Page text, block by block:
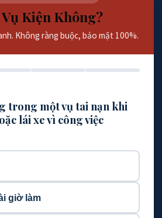
Kiện Không?
Không ràng buộc, bảo mật 100%.
trong một vụ tai nạn khi
lái xe vì công việc
giờ làm